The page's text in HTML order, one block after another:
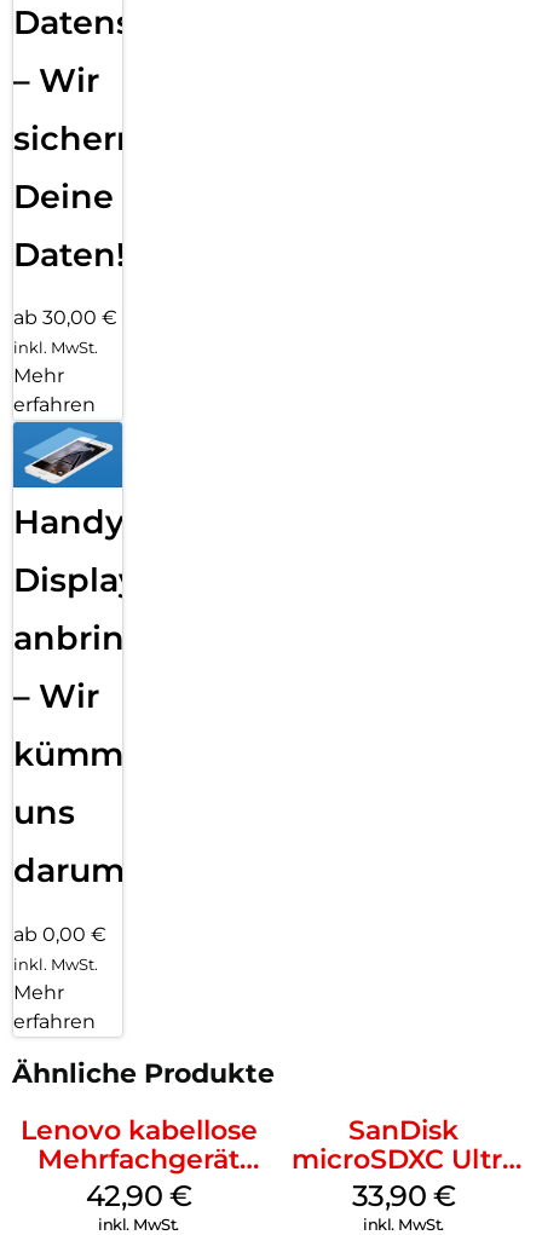
Datensicherung
– Wir
sichern
Deine
Daten!
ab 30,00 €
inkl. MwSt.
Mehr
erfahren
Handy
Displayfolie
anbringen
– Wir
kümmern
uns
darum!
ab 0,00 €
inkl. MwSt.
Mehr
erfahren
Ähnliche Produkte
Lenovo kabellose
Mehrfachgerät
Luna Grey
42,90 €
inkl. MwSt.
SanDisk
microSDXC Ultra
128 GB + Adapter
Mobile
33,90 €
inkl. MwSt.